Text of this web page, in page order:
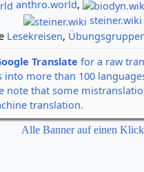
anthro.world,
steiner.wiki
Lesekreisen,
Translate for a raw
into more than 100
note that some
translation.
Alle Banner auf einen Klick